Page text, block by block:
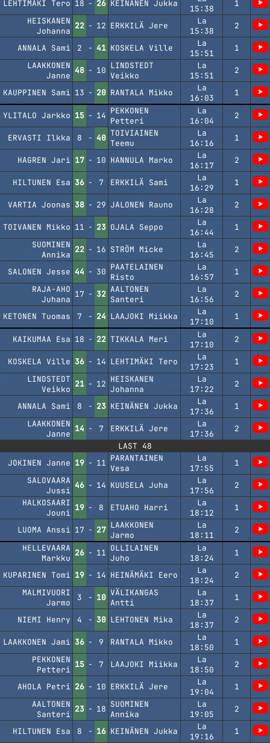
LEHTIMÄKI Tero 18 - 26 KEINÄNEN Jukka
15:38
1
HEISKANEN
Johanna
22 - 12 ERKKILÄ Jere
La
15:38
2
ANNALA Sami 2 - 41 KOSKELA Ville
La
15:51
1
LAAKKONEN
Janne
48 - 10 LINDSTEDT
Veikko
La
15:51
2
KAUPPINEN Sami 13 - 20 RANTALA Mikko
La
16:03
1
YLITALO Jarkko 15 - 14 PEKKONEN
Petteri
La
16:04
2
ERVASTI Ilkka 8 - 40 TOIVIAINEN
Teemu
La
16:16
1
HAGREN Jari 17 - 10 HANNULA Marko
La
16:17
2
HILTUNEN Esa 36 - 7 ERKKILÄ Sami
La
16:29
1
VARTIA Joonas 38 - 29 JALONEN Rauno
La
16:28
2
TOIVANEN Mikko 11 - 23 OJALA Seppo
La
16:44
1
SUOMINEN
Annika
22 - 16 STRÖM Micke
La
16:45
2
SALONEN Jesse 44 - 30 PAATELAINEN
Risto
La
16:57
1
RAJA-AHO
Juhana
17 - 32 AALTONEN
Santeri
La
16:56
2
KETONEN Tuomas 7 - 24 LAAJOKI Miikka
La
17:10
1
KAIKUMAA Esa 18 - 22 TIKKALA Meri
La
17:10
2
KOSKELA Ville 36 - 14 LEHTIMÄKI Tero
La
17:23
1
LINDSTEDT
Veikko
21 - 12 HEISKANEN
Johanna
La
17:22
2
ANNALA Sami 8 - 23 KEINÄNEN Jukka
La
17:36
1
LAAKKONEN
Janne
14 - 7 ERKKILÄ Jere
La
17:36
2
LAST 48
JOKINEN Janne 19 - 11 PARANTAINEN
Vesa
La
17:55
1
SALOVAARA
Jussi
46 - 14 KUUSELA Juha
La
17:56
2
HALKOSAARI
Jouni
19 - 8 ETUAHO Harri
La
18:12
1
LUOMA Anssi 17 - 27 LAAKKONEN
Jarmo
La
18:11
2
HELLEVAARA
Markku
26 - 11 OLLILAINEN
Juho
La
18:24
1
KUPARINEN Tomi 19 - 14 HEINÄMÄKI Eero
La
18:24
2
MALMIVUORI
Jarmo
3 - 10 VÄLIKANGAS
Antti
La
18:37
1
NIEMI Henry 4 - 30 LEHTONEN Mika
La
18:37
2
LAAKKONEN Jami 36 - 9 RANTALA Mikko
La
18:50
1
PEKKONEN
Petteri
15 - 7 LAAJOKI Miikka
La
18:50
2
AHOLA Petri 26 - 10 ERKKILÄ Jere
La
19:04
1
AALTONEN
Santeri
23 - 18 SUOMINEN
Annika
La
19:05
2
HILTUNEN Esa 8 - 16 KEINÄNEN Jukka
La
19:16
1